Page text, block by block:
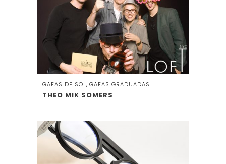
GAFAS DE SOL, GAFAS GRADUADAS
THEO MIK SOMERS